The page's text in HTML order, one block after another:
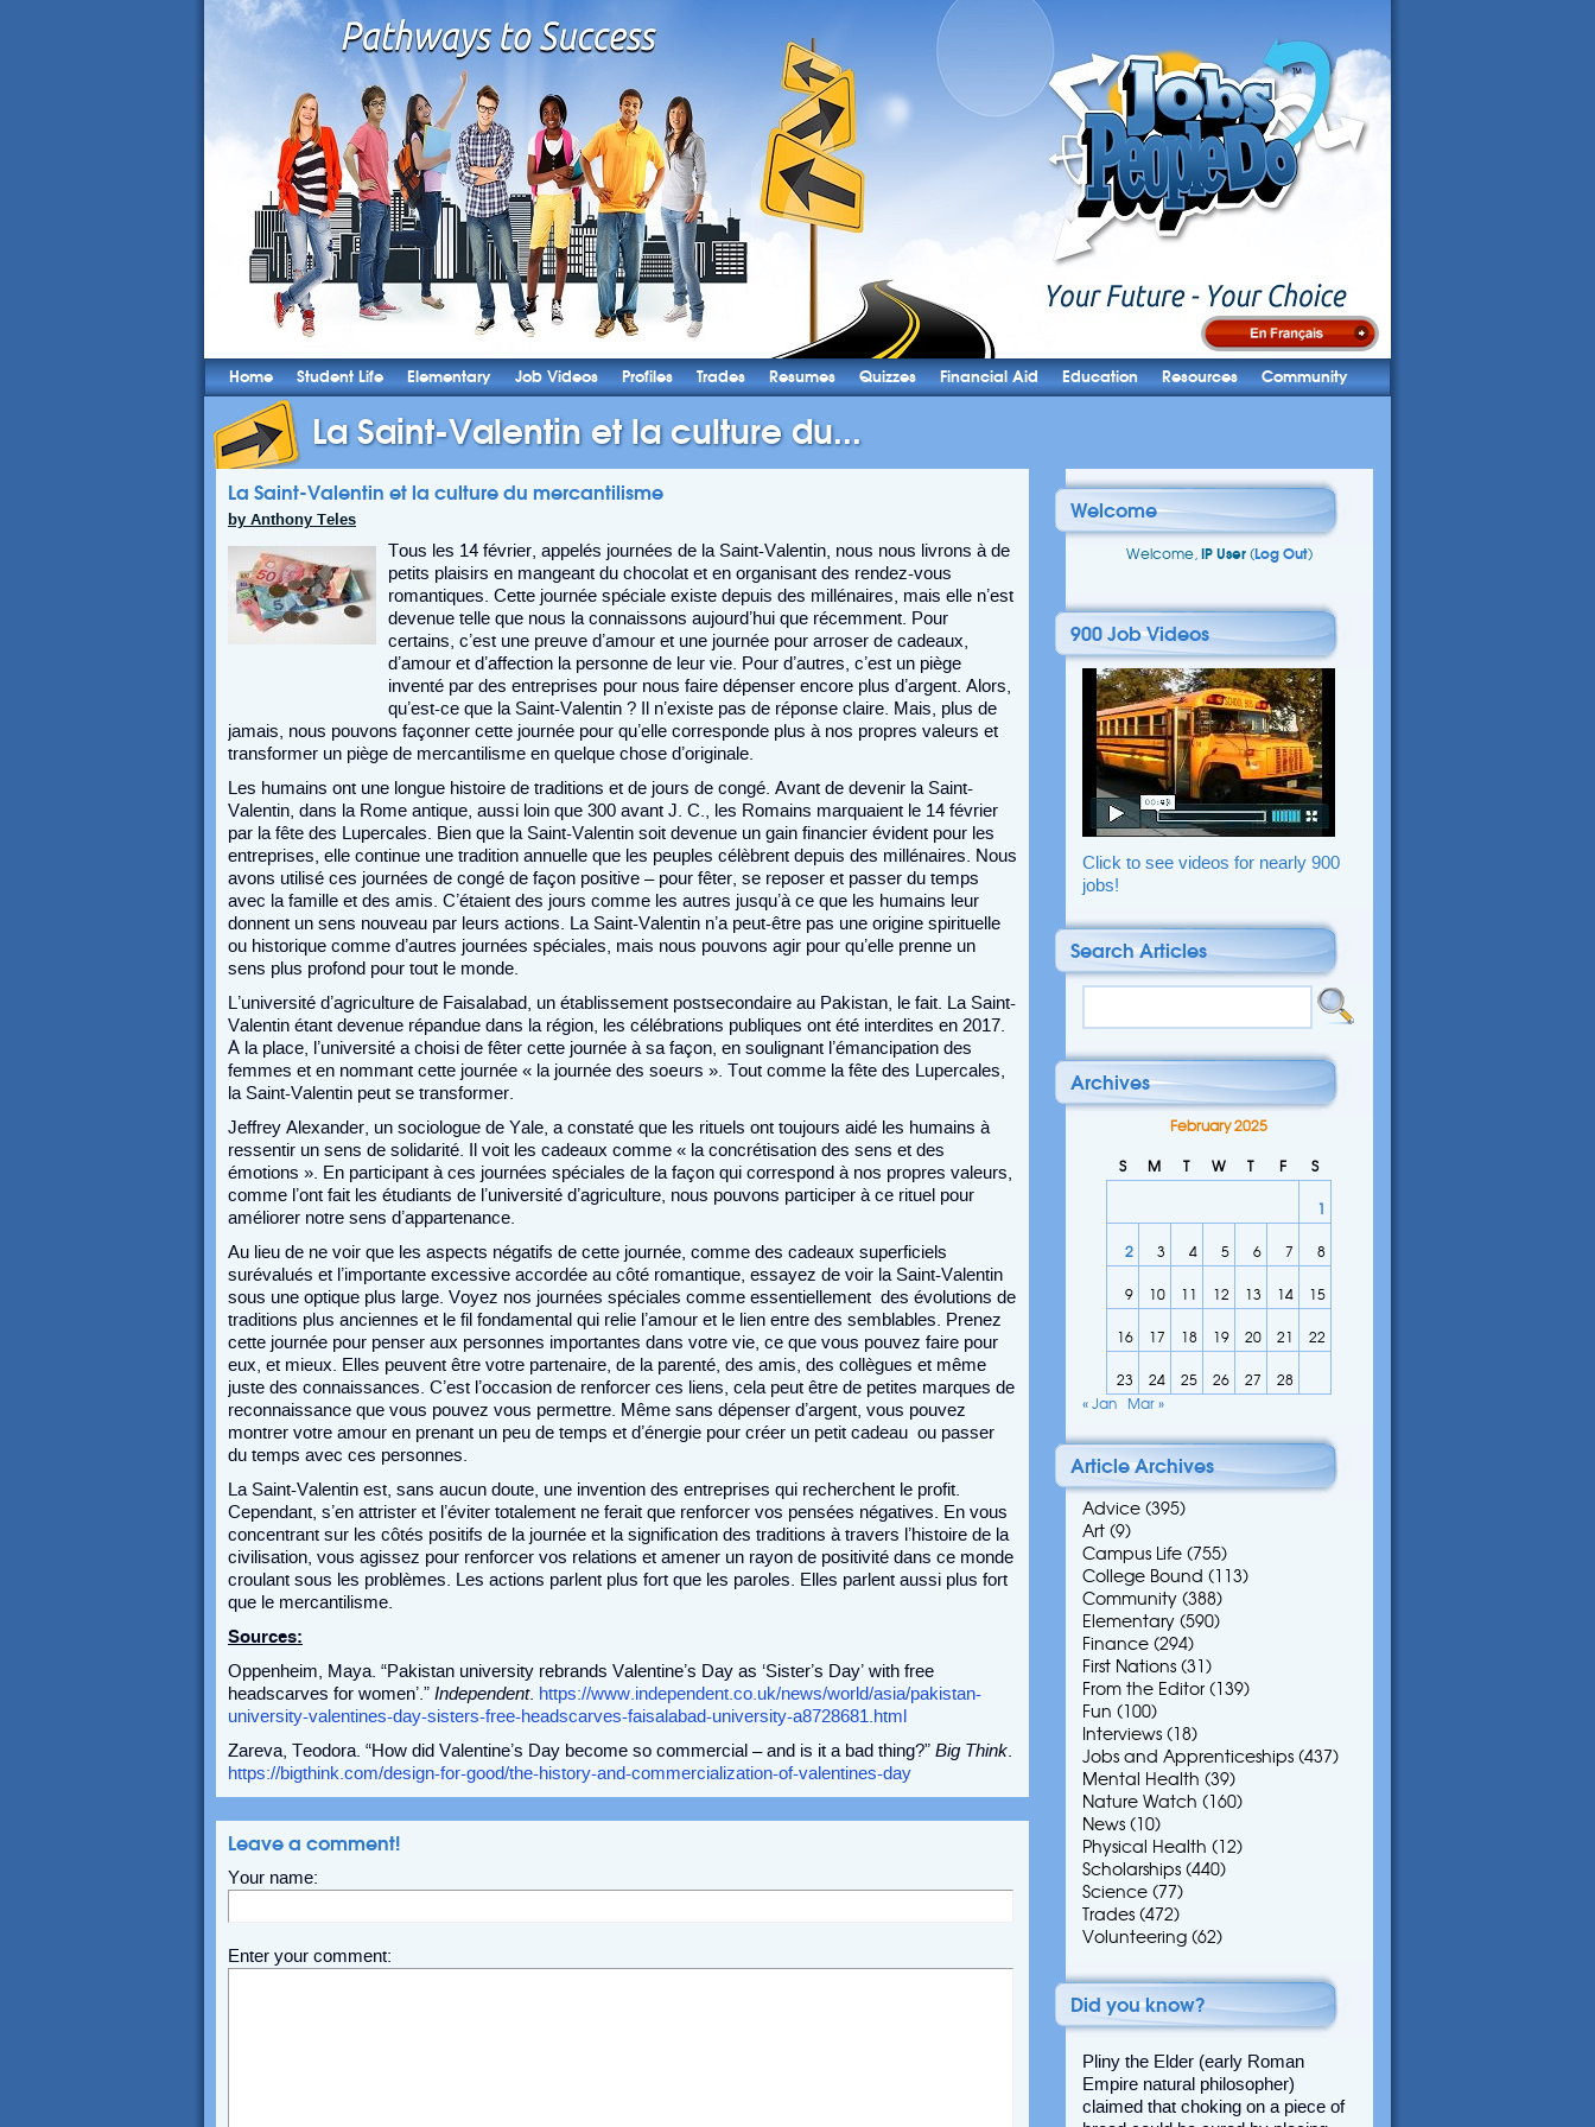
Home Student Life Elementary Job Videos Profiles Trades Resumes Quizzes Financial Aid Education Resources Community
La Saint-Valentin et la culture du...
La Saint-Valentin et la culture du mercantilisme
by Anthony Teles
Tous les 14 février, appelés journées de la Saint-Valentin, nous nous livrons à de
petits plaisirs en mangeant du chocolat et en organisant des rendez-vous
romantiques. Cette journée spéciale existe depuis des millénaires, mais elle n’est
devenue telle que nous la connaissons aujourd’hui que récemment. Pour
certains, c’est une preuve d’amour et une journée pour arroser de cadeaux,
d’amour et d’affection la personne de leur vie. Pour d’autres, c’est un piège
inventé par des entreprises pour nous faire dépenser encore plus d’argent. Alors,
qu’est-ce que la Saint-Valentin ? Il n’existe pas de réponse claire. Mais, plus de
jamais, nous pouvons façonner cette journée pour qu’elle corresponde plus à nos propres valeurs et
transformer un piège de mercantilisme en quelque chose d’originale.
Les humains ont une longue histoire de traditions et de jours de congé. Avant de devenir la Saint-
Valentin, dans la Rome antique, aussi loin que 300 avant J. C., les Romains marquaient le 14 février
par la fête des Lupercales. Bien que la Saint-Valentin soit devenue un gain financier évident pour les
entreprises, elle continue une tradition annuelle que les peuples célèbrent depuis des millénaires. Nous
avons utilisé ces journées de congé de façon positive – pour fêter, se reposer et passer du temps
avec la famille et des amis. C’étaient des jours comme les autres jusqu’à ce que les humains leur
donnent un sens nouveau par leurs actions. La Saint-Valentin n’a peut-être pas une origine spirituelle
ou historique comme d’autres journées spéciales, mais nous pouvons agir pour qu’elle prenne un
sens plus profond pour tout le monde.
L’université d’agriculture de Faisalabad, un établissement postsecondaire au Pakistan, le fait. La Saint-
Valentin étant devenue répandue dans la région, les célébrations publiques ont été interdites en 2017.
À la place, l’université a choisi de fêter cette journée à sa façon, en soulignant l’émancipation des
femmes et en nommant cette journée « la journée des sœurs ». Tout comme la fête des Lupercales,
la Saint-Valentin peut se transformer.
Jeffrey Alexander, un sociologue de Yale, a constaté que les rituels ont toujours aidé les humains à
ressentir un sens de solidarité. Il voit les cadeaux comme « la concrétisation des sens et des
émotions ». En participant à ces journées spéciales de la façon qui correspond à nos propres valeurs,
comme l’ont fait les étudiants de l’université d’agriculture, nous pouvons participer à ce rituel pour
améliorer notre sens d’appartenance.
Au lieu de ne voir que les aspects négatifs de cette journée, comme des cadeaux superficiels
surévalués et l’importante excessive accordée au côté romantique, essayez de voir la Saint-Valentin
sous une optique plus large. Voyez nos journées spéciales comme essentiellement des évolutions de
traditions plus anciennes et le fil fondamental qui relie l’amour et le lien entre des semblables. Prenez
cette journée pour penser aux personnes importantes dans votre vie, ce que vous pouvez faire pour
eux, et mieux. Elles peuvent être votre partenaire, de la parenté, des amis, des collègues et même
juste des connaissances. C’est l’occasion de renforcer ces liens, cela peut être de petites marques de
reconnaissance que vous pouvez vous permettre. Même sans dépenser d’argent, vous pouvez
montrer votre amour en prenant un peu de temps et d’énergie pour créer un petit cadeau ou passer
du temps avec ces personnes.
La Saint-Valentin est, sans aucun doute, une invention des entreprises qui recherchent le profit.
Cependant, s’en attrister et l’éviter totalement ne ferait que renforcer vos pensées négatives. En vous
concentrant sur les côtés positifs de la journée et la signification des traditions à travers l’histoire de la
civilisation, vous agissez pour renforcer vos relations et amener un rayon de positivité dans ce monde
croulant sous les problèmes. Les actions parlent plus fort que les paroles. Elles parlent aussi plus fort
que le mercantilisme.
Sources:
Oppenheim, Maya. “Pakistan university rebrands Valentine’s Day as ‘Sister’s Day’ with free
headscarves for women’.” Independent. https://www.independent.co.uk/news/world/asia/pakistan-
university-valentines-day-sisters-free-headscarves-faisalabad-university-a8728681.html
Zareva, Teodora. “How did Valentine’s Day become so commercial – and is it a bad thing?” Big Think
https://bigthink.com/design-for-good/the-history-and-commercialization-of-valentines-day
Leave a comment!
Your name:
Enter your comment:
Welcome
Welcome, IP User (Log Out)
900 Job Videos
Click to see videos for nearly 900
jobs!
Search Articles
Archives
February 2025
S M T W T F S
1
2 3 4 5 6 7 8
9 10 11 12 13 14 15
16 17 18 19 20 21 22
23 24 25 26 27
28
« Jan
Mar »
Article Archives
Advice (395)
Art (9)
Campus Life (755)
College Bound (113)
Community (388)
Elementary (590)
Finance (294)
First Nations (31)
From the Editor (139)
Fun (100)
Interviews (18)
Jobs and Apprenticeships (437)
Mental Health (39)
Nature Watch (160)
News (10)
Physical Health (12)
Scholarships (440)
Science (77)
Trades (472)
Volunteering (62)
Did you know?
Pliny the Elder (early Roman
Empire natural philosopher)
claimed that choking on a piece of